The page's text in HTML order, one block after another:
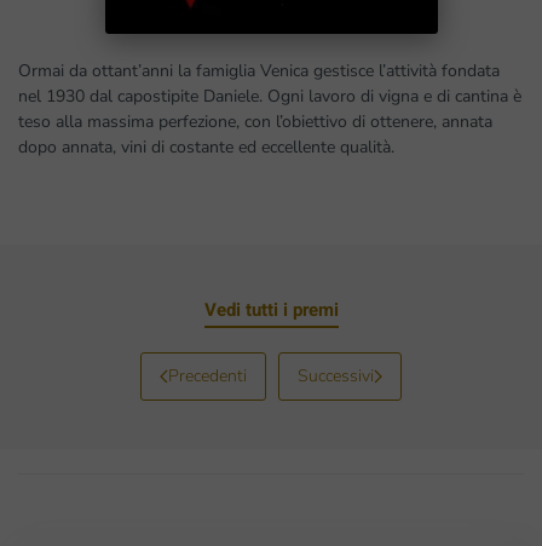
Ormai da ottant’anni la famiglia Venica gestisce l’attività fondata
nel 1930 dal capostipite Daniele. Ogni lavoro di vigna e di cantina è
teso alla massima perfezione, con l’obiettivo di ottenere, annata
dopo annata, vini di costante ed eccellente qualità.
Vedi tutti i premi
Precedenti Successivi